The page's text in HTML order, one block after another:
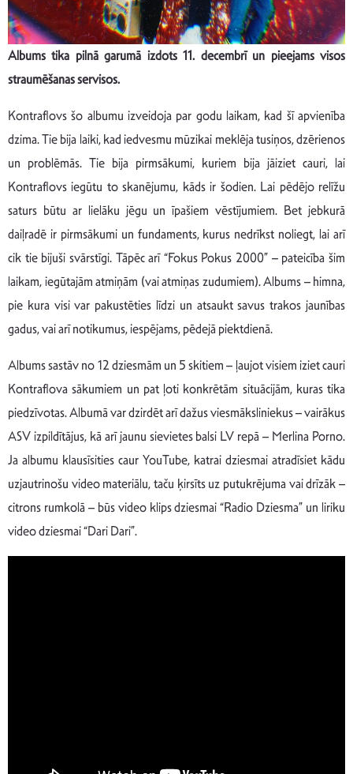
Albums tika pilnā garumā izdots 11. decembrī un pieejams visos
straumēšanas servisos.
Kontraflovs šo albumu izveidoja par godu laikam, kad šī apvienība
dzima. Tie bija laiki, kad iedvesmu mūzikai meklēja tusiņos, dzērienos
un problēmās. Tie bija pirmsākumi, kuriem bija jāiziet cauri, lai
Kontraflovs iegūtu to skanējumu, kāds ir šodien. Lai pēdējo relīžu
saturs būtu ar lielāku jēgu un īpašiem vēstījumiem. Bet jebkurā
daiļradē ir pirmsākumi un fundaments, kurus nedrīkst noliegt, lai arī
cik tie bijuši svārstīgi. Tāpēc arī “Fokus Pokus 2000” – pateicība šim
laikam, iegūtajām atmiņām (vai atmiņas zudumiem). Albums – himna,
pie kura visi var pakustēties līdzi un atsaukt savus trakos jaunības
gadus, vai arī notikumus, iespējams, pēdejā piektdienā.
Albums sastāv no 12 dziesmām un 5 skitiem – ļaujot visiem iziet cauri
Kontraflova sākumiem un pat ļoti konkrētām situācijām, kuras tika
piedzīvotas. Albumā var dzirdēt arī dažus viesmāksliniekus – vairākus
ASV izpildītājus, kā arī jaunu sievietes balsi LV repā – Merlina Porno.
Ja albumu klausīsities caur YouTube, katrai dziesmai atradīsiet kādu
uzjautrinošu video materiālu, taču ķirsīts uz putukrējuma vai drīzāk –
citrons rumkolā – būs video klips dziesmai “Radio Dziesma” un liriku
video dziesmai “Dari Dari”.